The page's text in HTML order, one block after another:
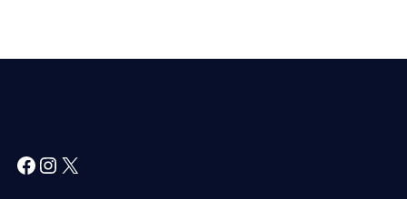
Facebook
Instagram
X